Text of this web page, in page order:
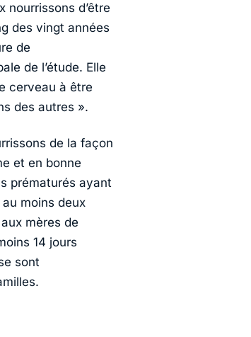
nourrissons d’être
des vingt années
de
de l’étude. Elle
cerveau à être
des autres ».
de la façon
et en bonne
prématurés ayant
moins deux
mères de
14 jours
sont